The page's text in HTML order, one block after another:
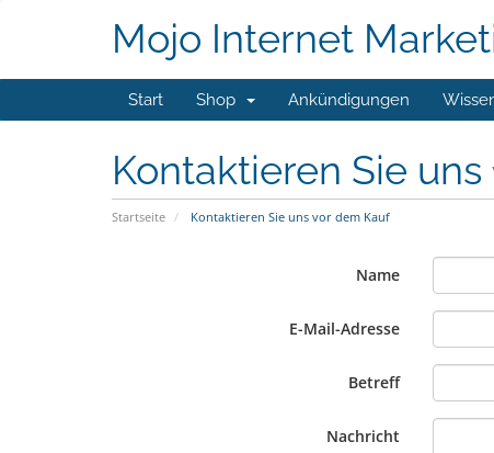
Mojo Internet
Start Shop Ankündigungen
Kontaktieren Sie uns
Startseite Kontaktieren Sie uns vor dem Kauf
Name
E-Mail-Adresse
Betreff
Nachricht